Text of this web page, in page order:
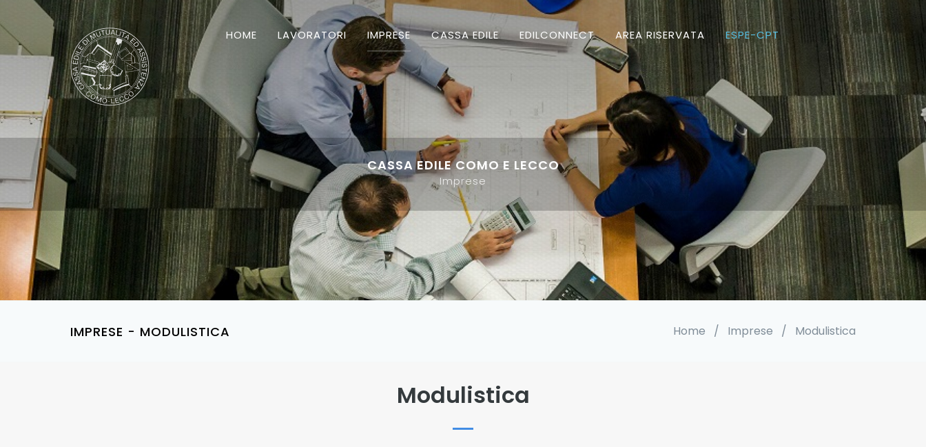
HOME LAVORATORI IMPRESE CASSA EDILE EDILCONNECT AREA RISERVATA ESPE-CPT
CASSA EDILE COMO E LECCO
Imprese
IMPRESE - MODULISTICA Home / Imprese / Modulistica
Modulistica